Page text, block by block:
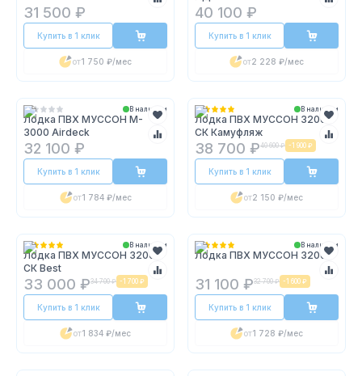
31 500 ₽
Купить в 1 клик
от1 750 ₽/мес
40 100 ₽
Купить в 1 клик
от2 228 ₽/мес
В наличии
Лодка ПВХ МУССОН M-
3000 Airdeck
32 100 ₽
Купить в 1 клик
от1 784 ₽/мес
В наличии
Лодка ПВХ МУССОН 3200
СК Камуфляж
38 700 ₽40 600 ₽ -1 900 ₽
Купить в 1 клик
от2 150 ₽/мес
В наличии
Лодка ПВХ МУССОН 3200
СК Best
33 000 ₽34 700 ₽ -1 700 ₽
Купить в 1 клик
от1 834 ₽/мес
В наличии
Лодка ПВХ МУССОН 3200C
31 100 ₽32 700 ₽ -1 600 ₽
Купить в 1 клик
от1 728 ₽/мес